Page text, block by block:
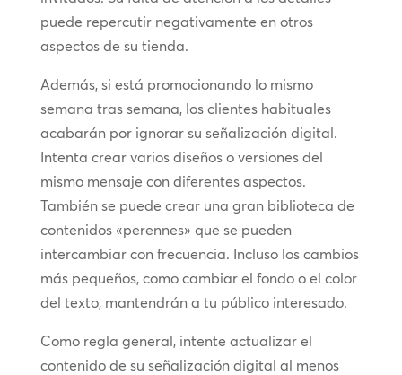
puede repercutir negativamente en otros
aspectos de su tienda.
Además, si está promocionando lo mismo
semana tras semana, los clientes habituales
acabarán por ignorar su señalización digital.
Intenta crear varios diseños o versiones del
mismo mensaje con diferentes aspectos.
También se puede crear una gran biblioteca de
contenidos «perennes» que se pueden
intercambiar con frecuencia. Incluso los cambios
más pequeños, como cambiar el fondo o el color
del texto, mantendrán a tu público interesado.
Como regla general, intente actualizar el
contenido de su señalización digital al menos